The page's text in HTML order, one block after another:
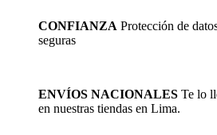
CONFIANZA Protección de
seguras
ENVÍOS NACIONALES Te lo
en nuestras tiendas en Lima.